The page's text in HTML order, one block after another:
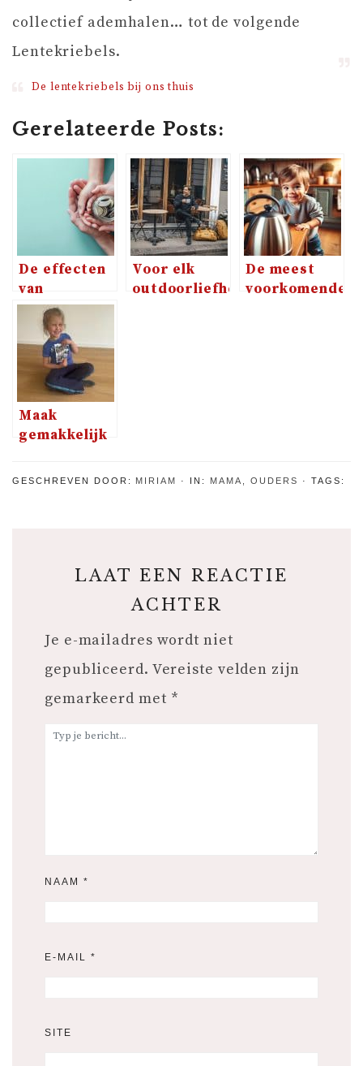
collectief ademhalen… tot de volgende
Lentekriebels.
De lentekriebels bij ons thuis
Gerelateerde Posts:
De effecten
van
schenken
aan uw
kinderen op
uw
financiële
status
Voor elk
outdoorliefhebber
De meest
voorkomende
Maak
gemakkelijk
fotoprints
GESCHREVEN DOOR: MIRIAM IN: MAMA, OUDERS TAGS:
LAAT EEN REACTIE
ACHTER
Je e-mailadres wordt niet
gepubliceerd. Vereiste velden zijn
gemarkeerd met *
NAAM *
E-MAIL *
SITE